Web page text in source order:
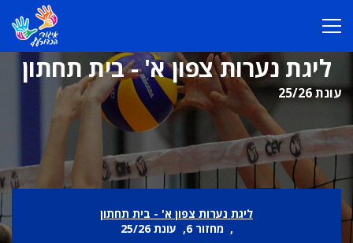
ליגת נערות צפון א' - בית תחתון
עונת 25/26
ליגת נערות צפון א' - בית תחתון
, מחזור 6, עונת 25/26